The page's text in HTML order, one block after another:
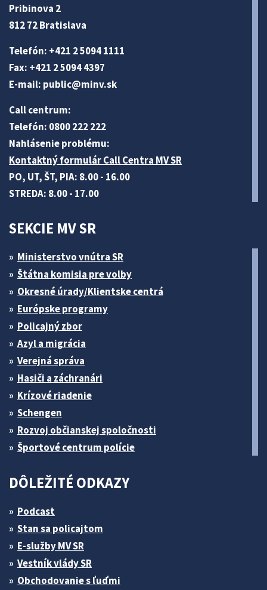
Pribinova 2
812 72 Bratislava
Telefón: +421 2 5094 1111
Fax: +421 2 5094 4397
E-mail: public@minv.sk
Call centrum:
Telefón: 0800 222 222
Nahlásenie problému:
Kontaktný formulár Call Centra MV SR
PO, UT, ŠT, PIA: 8.00 - 16.00
STREDA: 8.00 - 17.00
SEKCIE MV SR
Ministerstvo vnútra SR
Štátna komisia pre volby
Okresné úrady/Klientske centrá
Európske programy
Policajný zbor
Azyl a migrácia
Verejná správa
Hasiči a záchranári
Krízové riadenie
Schengen
Rozvoj občianskej spoločnosti
Športové centrum polície
DÔLEŽITÉ ODKAZY
Podcast
Stan sa policajtom
E-služby MV SR
Vestník vlády SR
Obchodovanie s ľuďmi